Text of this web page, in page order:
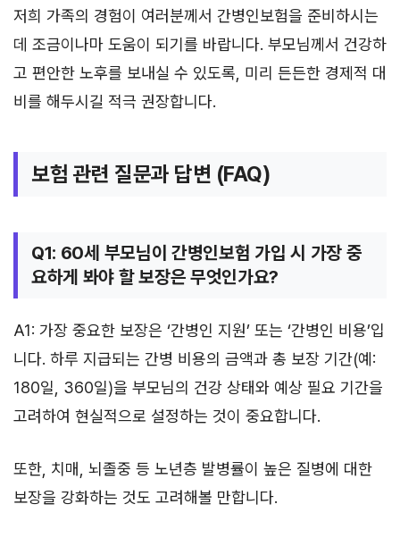
저희 가족의 경험이 여러분께서 간병인보험을 준비하시는
데 조금이나마 도움이 되기를 바랍니다. 부모님께서 건강하
고 편안한 노후를 보내실 수 있도록, 미리 든든한 경제적 대
비를 해두시길 적극 권장합니다.
보험 관련 질문과 답변 (FAQ)
Q1: 60세 부모님이 간병인보험 가입 시 가장 중
요하게 봐야 할 보장은 무엇인가요?
A1: 가장 중요한 보장은 ‘간병인 지원’ 또는 ‘간병인 비용’입
니다. 하루 지급되는 간병 비용의 금액과 총 보장 기간(예:
180일, 360일)을 부모님의 건강 상태와 예상 필요 기간을
고려하여 현실적으로 설정하는 것이 중요합니다.
또한, 치매, 뇌졸중 등 노년층 발병률이 높은 질병에 대한
보장을 강화하는 것도 고려해볼 만합니다.